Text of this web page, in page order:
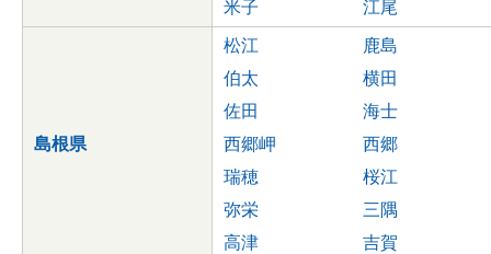
米子
江尾
島根県
松江
鹿島
伯太
横田
佐田
海士
西郷岬
西郷
瑞穂
桜江
弥栄
三隅
高津
吉賀